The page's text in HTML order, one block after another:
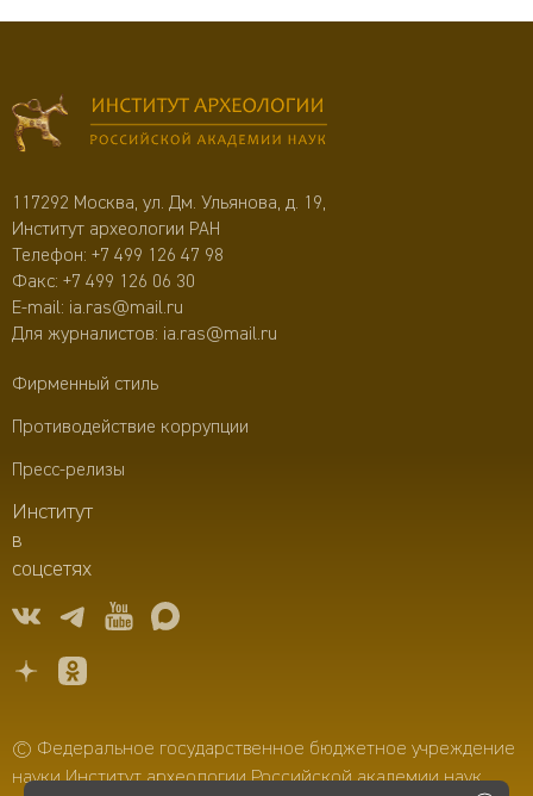
117292 Москва, ул. Дм. Ульянова, д. 19,
Институт археологии РАН
Телефон: +7 499 126 47 98
Факс: +7 499 126 06 30
E-mail: ia.ras@mail.ru
Для журналистов: ia.ras@mail.ru
Фирменный стиль
Противодействие коррупции
Пресс-релизы
Институт
в
соцсетях
© Федеральное государственное бюджетное учреждение
науки Институт археологии Российской академии наук,